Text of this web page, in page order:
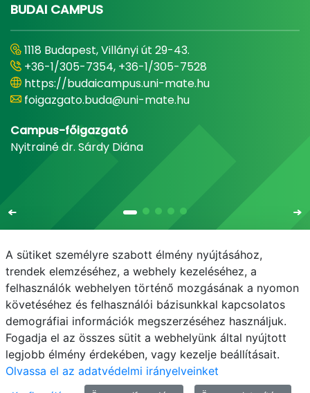
BUDAI CAMPUS
1118 Budapest, Villányi út 29-43.
+36-1/305-7354, +36-1/305-7528
https://budaicampus.uni-mate.hu
foigazgato.buda@uni-mate.hu
Campus-főigazgató
Nyitrainé dr. Sárdy Diána
E-mail Telefonkönyv NEPTUN
E-learning
Adatvédelem
A sütiket személyre szabott élmény nyújtásához,
trendek elemzéséhez, a webhely kezeléséhez, a
felhasználók webhelyen történő mozgásának a nyomon
követéséhez és felhasználói bázisunkkal kapcsolatos
demográfiai információk megszerzéséhez használjuk.
Fogadja el az összes sütit a webhelyünk által nyújtott
legjobb élmény érdekében, vagy kezelje beállításait.
Olvassa el az adatvédelmi irányelveinket